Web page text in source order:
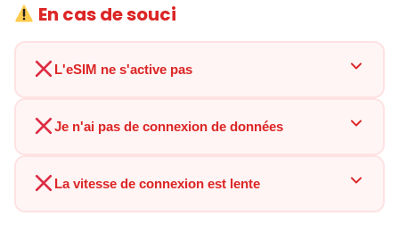
En cas de souci
L'eSIM ne s'active pas
Je n'ai pas de connexion de données
La vitesse de connexion est lente